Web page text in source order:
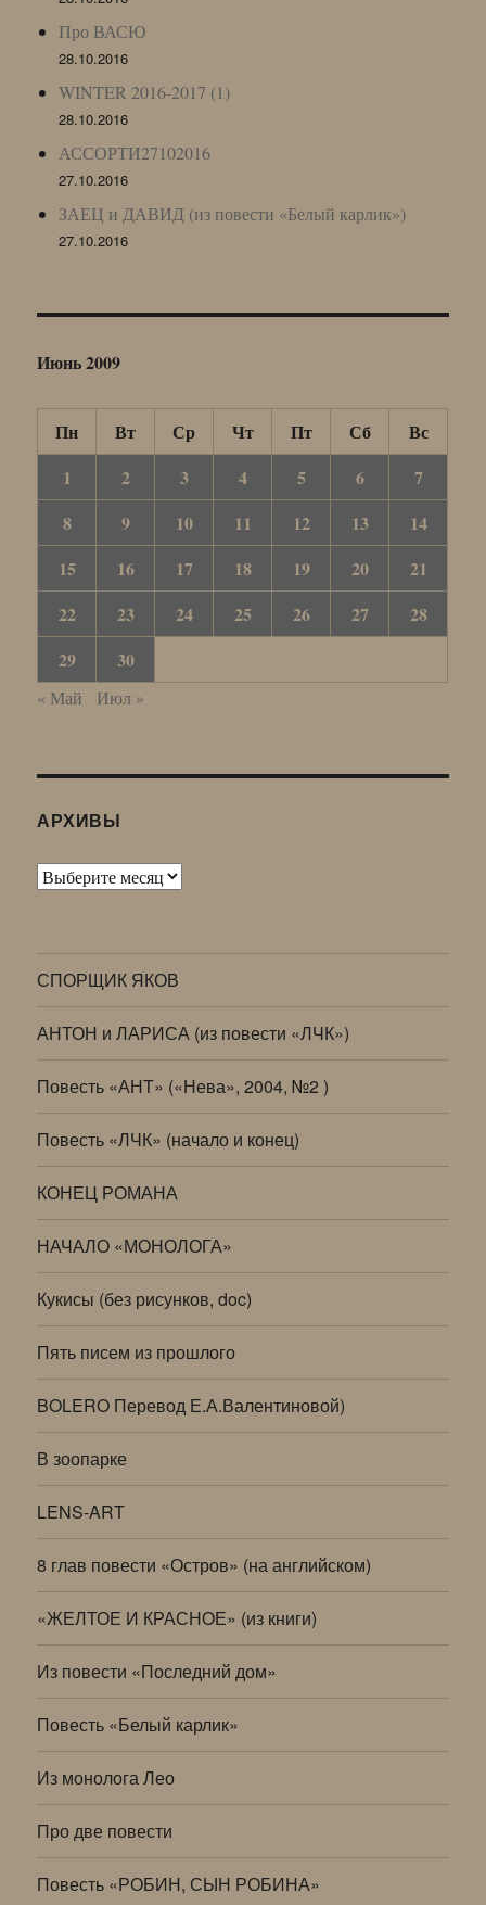
Про ВАСЮ
28.10.2016
WINTER 2016-2017 (1)
28.10.2016
АССОРТИ27102016
27.10.2016
ЗАЕЦ и ДАВИД (из повести «Белый карлик»)
27.10.2016
Июнь 2009
Пн Вт Ср Чт Пт Сб
Вс
1
2 3 4 5 6
7
8
9 10 11 12 13
14
15
16 17 18 19 20
21
22
23 24 25 26 27
28
29
30
« Май Июл »
АРХИВЫ
Архивы
СПОРЩИК ЯКОВ
АНТОН и ЛАРИСА (из повести «ЛЧК»)
Повесть «АНТ» («Нева», 2004, №2 )
Повесть «ЛЧК» (начало и конец)
КОНЕЦ РОМАНА
НАЧАЛО «МОНОЛОГА»
Кукисы (без рисунков, doc)
Пять писем из прошлого
BOLERO Перевод Е.А.Валентиновой)
В зоопарке
LENS-ART
8 глав повести «Остров» (на английском)
«ЖЕЛТОЕ И КРАСНОЕ» (из книги)
Из повести «Последний дом»
Повесть «Белый карлик»
Из монолога Лео
Про две повести
Повесть «РОБИН, СЫН РОБИНА»